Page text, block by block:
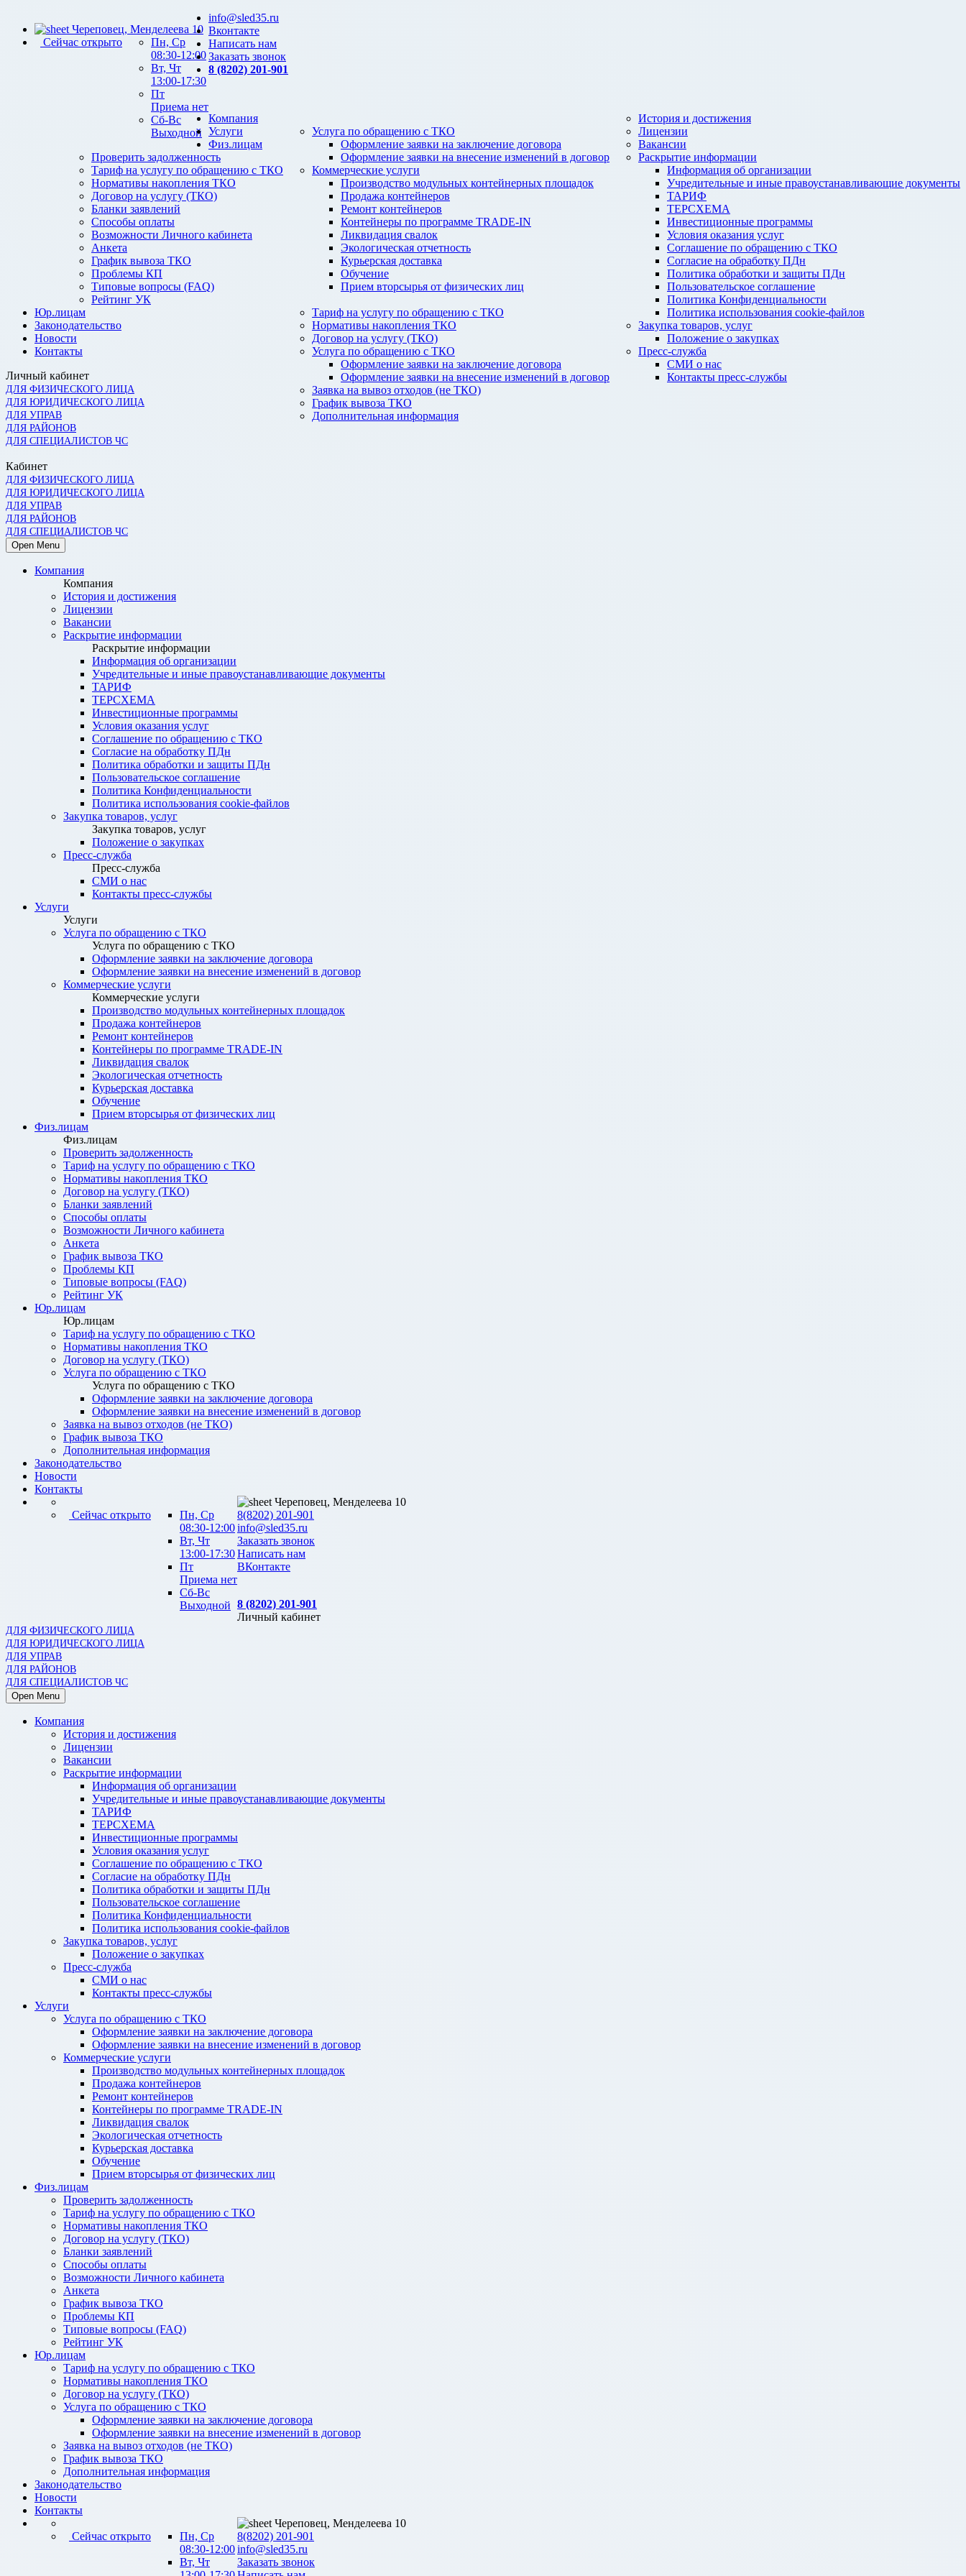
Череповец, Менделеева 10
Сейчас открыто
Пн, Ср
08:30-12:00
Вт, Чт
13:00-17:30
Пт
Приема нет
Сб-Вс
Выходной
info@sled35.ru
Вконтакте
Написать нам
Заказать звонок
8 (8202) 201-901
Компания
История и достижения
Лицензии
Вакансии
Раскрытие информации
Информация об организации
Учредительные и иные правоустанавливающие документы
ТАРИФ
ТЕРСХЕМА
Инвестиционные программы
Условия оказания услуг
Соглашение по обращению с ТКО
Согласие на обработку ПДн
Политика обработки и защиты ПДн
Пользовательское соглашение
Политика Конфиденциальности
Политика использования cookie-файлов
Закупка товаров, услуг
Положение о закупках
Пресс-служба
СМИ о нас
Контакты пресс-службы
Услуги
Услуга по обращению с ТКО
Оформление заявки на заключение договора
Оформление заявки на внесение изменений в договор
Коммерческие услуги
Производство модульных контейнерных площадок
Продажа контейнеров
Ремонт контейнеров
Контейнеры по программе TRADE-IN
Ликвидация свалок
Экологическая отчетность
Курьерская доставка
Обучение
Прием вторсырья от физических лиц
Физ.лицам
Проверить задолженность
Тариф на услугу по обращению с ТКО
Нормативы накопления ТКО
Договор на услугу (ТКО)
Бланки заявлений
Способы оплаты
Возможности Личного кабинета
Анкета
График вывоза ТКО
Проблемы КП
Типовые вопросы (FAQ)
Рейтинг УК
Юр.лицам
Тариф на услугу по обращению с ТКО
Нормативы накопления ТКО
Договор на услугу (ТКО)
Услуга по обращению с ТКО
Оформление заявки на заключение договора
Оформление заявки на внесение изменений в договор
Заявка на вывоз отходов (не ТКО)
График вывоза ТКО
Дополнительная информация
Законодательство
Новости
Контакты
Личный кабинет
ДЛЯ ФИЗИЧЕСКОГО ЛИЦА
ДЛЯ ЮРИДИЧЕСКОГО ЛИЦА
ДЛЯ УПРАВ
ДЛЯ РАЙОНОВ
ДЛЯ СПЕЦИАЛИСТОВ ЧС
Кабинет
ДЛЯ ФИЗИЧЕСКОГО ЛИЦА
ДЛЯ ЮРИДИЧЕСКОГО ЛИЦА
ДЛЯ УПРАВ
ДЛЯ РАЙОНОВ
ДЛЯ СПЕЦИАЛИСТОВ ЧС
Open Menu
Компания
Компания
История и достижения
Лицензии
Вакансии
Раскрытие информации
Раскрытие информации
Информация об организации
Учредительные и иные правоустанавливающие документы
ТАРИФ
ТЕРСХЕМА
Инвестиционные программы
Условия оказания услуг
Соглашение по обращению с ТКО
Согласие на обработку ПДн
Политика обработки и защиты ПДн
Пользовательское соглашение
Политика Конфиденциальности
Политика использования cookie-файлов
Закупка товаров, услуг
Закупка товаров, услуг
Положение о закупках
Пресс-служба
Пресс-служба
СМИ о нас
Контакты пресс-службы
Услуги
Услуги
Услуга по обращению с ТКО
Услуга по обращению с ТКО
Оформление заявки на заключение договора
Оформление заявки на внесение изменений в договор
Коммерческие услуги
Коммерческие услуги
Производство модульных контейнерных площадок
Продажа контейнеров
Ремонт контейнеров
Контейнеры по программе TRADE-IN
Ликвидация свалок
Экологическая отчетность
Курьерская доставка
Обучение
Прием вторсырья от физических лиц
Физ.лицам
Физ.лицам
Проверить задолженность
Тариф на услугу по обращению с ТКО
Нормативы накопления ТКО
Договор на услугу (ТКО)
Бланки заявлений
Способы оплаты
Возможности Личного кабинета
Анкета
График вывоза ТКО
Проблемы КП
Типовые вопросы (FAQ)
Рейтинг УК
Юр.лицам
Юр.лицам
Тариф на услугу по обращению с ТКО
Нормативы накопления ТКО
Договор на услугу (ТКО)
Услуга по обращению с ТКО
Услуга по обращению с ТКО
Оформление заявки на заключение договора
Оформление заявки на внесение изменений в договор
Заявка на вывоз отходов (не ТКО)
График вывоза ТКО
Дополнительная информация
Законодательство
Новости
Контакты
Сейчас открыто
Пн, Ср
08:30-12:00
Вт, Чт
13:00-17:30
Пт
Приема нет
Сб-Вс
Выходной
Череповец, Менделеева 10
8(8202) 201-901
info@sled35.ru
Заказать звонок
Написать нам
ВКонтакте
8 (8202) 201-901
Личный кабинет
ДЛЯ ФИЗИЧЕСКОГО ЛИЦА
ДЛЯ ЮРИДИЧЕСКОГО ЛИЦА
ДЛЯ УПРАВ
ДЛЯ РАЙОНОВ
ДЛЯ СПЕЦИАЛИСТОВ ЧС
Open Menu
Компания
История и достижения
Лицензии
Вакансии
Раскрытие информации
Информация об организации
Учредительные и иные правоустанавливающие документы
ТАРИФ
ТЕРСХЕМА
Инвестиционные программы
Условия оказания услуг
Соглашение по обращению с ТКО
Согласие на обработку ПДн
Политика обработки и защиты ПДн
Пользовательское соглашение
Политика Конфиденциальности
Политика использования cookie-файлов
Закупка товаров, услуг
Положение о закупках
Пресс-служба
СМИ о нас
Контакты пресс-службы
Услуги
Услуга по обращению с ТКО
Оформление заявки на заключение договора
Оформление заявки на внесение изменений в договор
Коммерческие услуги
Производство модульных контейнерных площадок
Продажа контейнеров
Ремонт контейнеров
Контейнеры по программе TRADE-IN
Ликвидация свалок
Экологическая отчетность
Курьерская доставка
Обучение
Прием вторсырья от физических лиц
Физ.лицам
Проверить задолженность
Тариф на услугу по обращению с ТКО
Нормативы накопления ТКО
Договор на услугу (ТКО)
Бланки заявлений
Способы оплаты
Возможности Личного кабинета
Анкета
График вывоза ТКО
Проблемы КП
Типовые вопросы (FAQ)
Рейтинг УК
Юр.лицам
Тариф на услугу по обращению с ТКО
Нормативы накопления ТКО
Договор на услугу (ТКО)
Услуга по обращению с ТКО
Оформление заявки на заключение договора
Оформление заявки на внесение изменений в договор
Заявка на вывоз отходов (не ТКО)
График вывоза ТКО
Дополнительная информация
Законодательство
Новости
Контакты
Сейчас открыто
Пн, Ср
08:30-12:00
Вт, Чт
Череповец, Менделеева 10
8(8202) 201-901
info@sled35.ru
Заказать звонок